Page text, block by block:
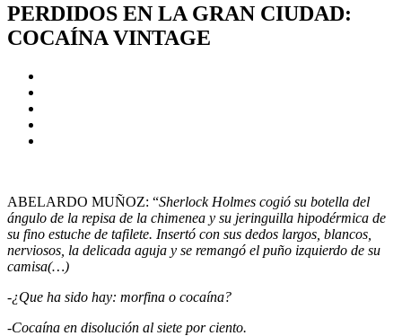
PERDIDOS EN LA GRAN CIUDAD:
COCAÍNA VINTAGE
ABELARDO MUÑOZ: “Sherlock Holmes cogió su botella del
ángulo de la repisa de la chimenea y su jeringuilla hipodérmica de
su fino estuche de tafilete. Insertó con sus dedos largos, blancos,
nerviosos, la delicada aguja y se remangó el puño izquierdo de su
camisa(…)
-¿Que ha sido hay: morfina o cocaína?
-Cocaína en disolución al siete por ciento.